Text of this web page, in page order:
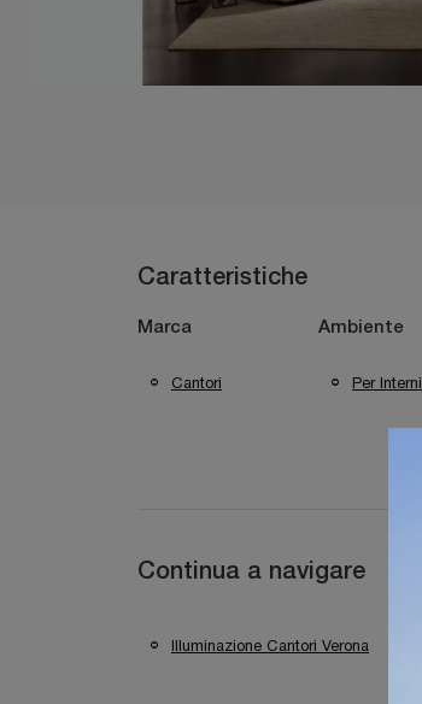
Caratteristiche
Marca
Cantori
Ambiente
Per Interni
Continua a navigare
Illuminazione Cantori Verona